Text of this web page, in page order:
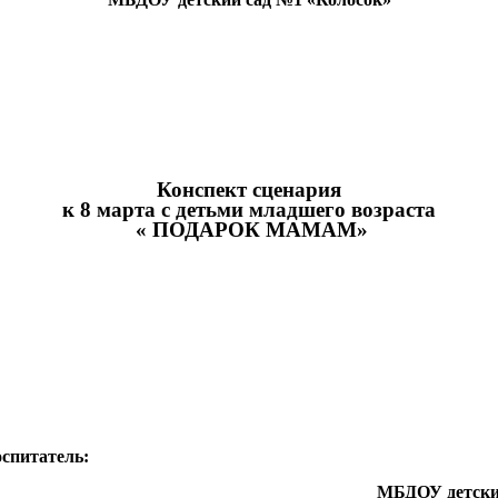
Конспект сценария
к 8 марта с детьми младшего возраста
« ПОДАРОК МАМАМ»
детский